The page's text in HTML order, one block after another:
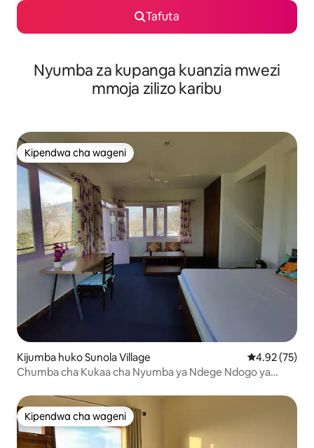
Tafuta
Nyumba za kupanga kuanzia mwezi
mmoja zilizo karibu
Kipendwa cha wageni
Kipendwa cha wageni
Kijumba huko Sunola Village Ukadiriaji wa
4.92 (75)
Chumba cha Kukaa cha Nyumba ya Ndege Ndogo ya
Kipendwa cha wageni
Kipendwa cha wageni